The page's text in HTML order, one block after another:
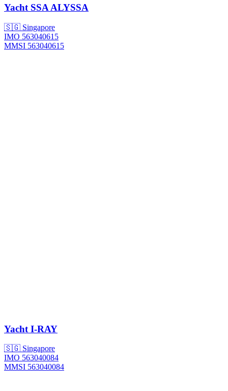
YachtSSA ALYSSA
🇸🇬 Singapore
IMO 563040615
MMSI 563040615
Yacht I-RAY
🇸🇬 Singapore
IMO 563040084
MMSI 563040084